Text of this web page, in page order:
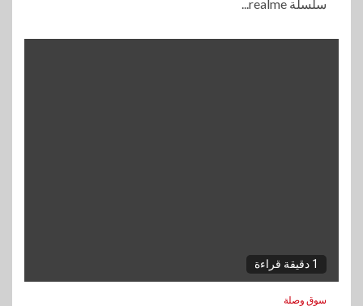
سلسلة realme...
1 دقيقة قراءة
سوق وصلة